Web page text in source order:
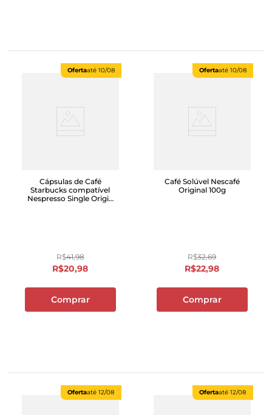
Ofertaaté 10/08
Cápsulas de Café
Starbucks compatível
Nespresso Single Origin
R$41,98
R$20,98
Comprar
Ofertaaté 10/08
Café Solúvel Nescafé
Original 100g
R$32,69
R$22,98
Comprar
Ofertaaté 12/08 Ofertaaté 12/08